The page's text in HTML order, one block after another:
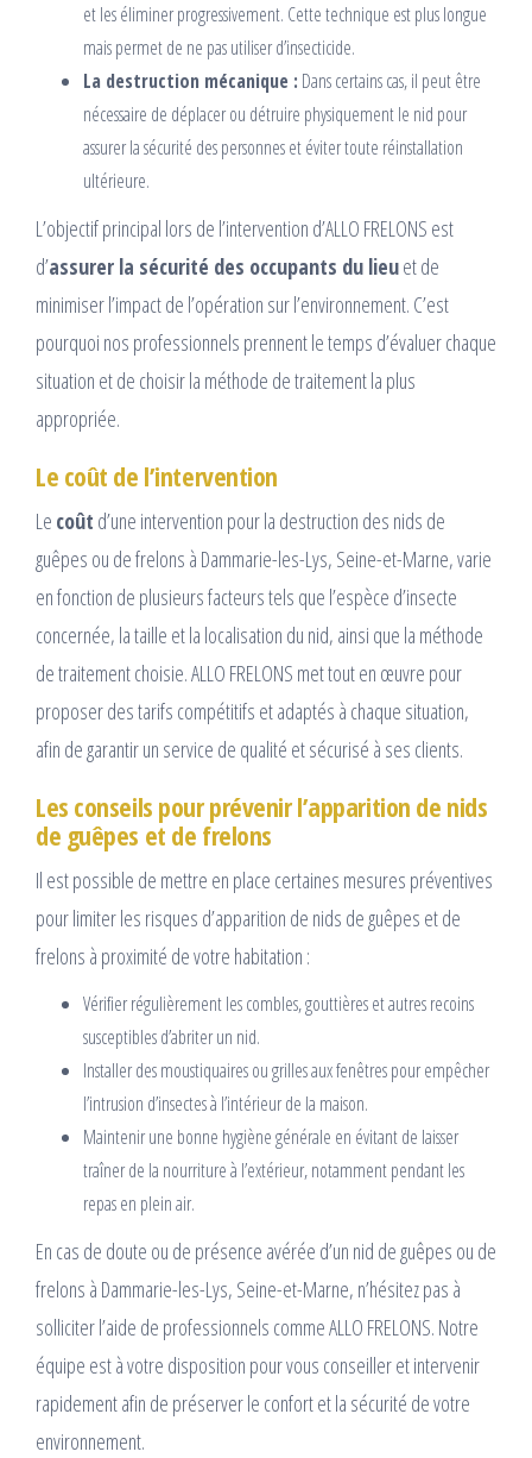
et les éliminer progressivement. Cette technique est plus longue
mais permet de ne pas utiliser d’insecticide.
La destruction mécanique : Dans certains cas, il peut être
nécessaire de déplacer ou détruire physiquement le nid pour
assurer la sécurité des personnes et éviter toute réinstallation
ultérieure.
L’objectif principal lors de l’intervention d’ALLO FRELONS est
d’assurer la sécurité des occupants du lieuet de
minimiser l’impact de l’opération sur l’environnement. C’est
pourquoi nos professionnels prennent le temps d’évaluer chaque
situation et de choisir la méthode de traitement la plus
appropriée.
Le coût de l’intervention
Le coût d’une intervention pour la destruction des nids de
guêpes ou de frelons à Dammarie-les-Lys, Seine-et-Marne, varie
en fonction de plusieurs facteurs tels que l’espèce d’insecte
concernée, la taille et la localisation du nid, ainsi que la méthode
de traitement choisie. ALLO FRELONS met tout en œuvre pour
proposer des tarifs compétitifs et adaptés à chaque situation,
afin de garantir un service de qualité et sécurisé à ses clients.
Les conseils pour prévenir l’apparition de nids
de guêpes et de frelons
Il est possible de mettre en place certaines mesures préventives
pour limiter les risques d’apparition de nids de guêpes et de
frelons à proximité de votre habitation :
Vérifier régulièrement les combles, gouttières et autres recoins
susceptibles d’abriter un nid.
Installer des moustiquaires ou grilles aux fenêtres pour empêcher
l’intrusion d’insectes à l’intérieur de la maison.
Maintenir une bonne hygiène générale en évitant de laisser
traîner de la nourriture à l’extérieur, notamment pendant les
repas en plein air.
En cas de doute ou de présence avérée d’un nid de guêpes ou de
frelons à Dammarie-les-Lys, Seine-et-Marne, n’hésitez pas à
solliciter l’aide de professionnels comme ALLO FRELONS. Notre
équipe est à votre disposition pour vous conseiller et intervenir
rapidement afin de préserver le confort et la sécurité de votre
environnement.